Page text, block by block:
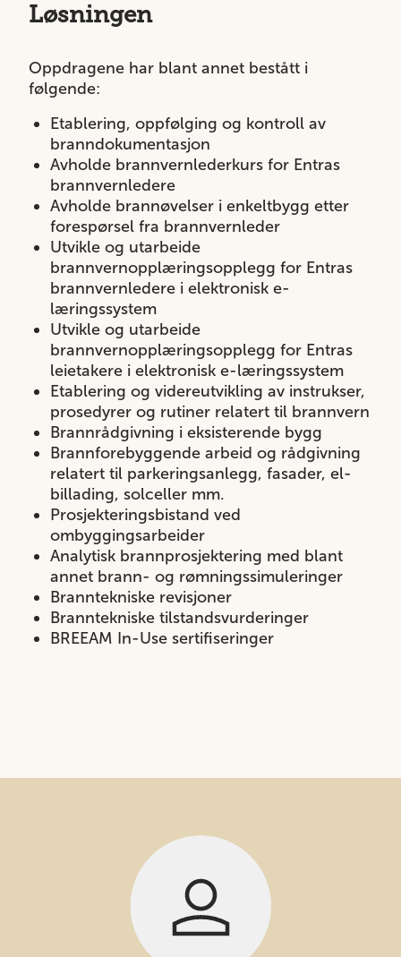
Løsningen
Oppdragene har blant annet bestått i
følgende:
Etablering, oppfølging og kontroll av
branndokumentasjon
Avholde brannvernlederkurs for Entras
brannvernledere
Avholde brannøvelser i enkeltbygg etter
forespørsel fra brannvernleder
Utvikle og utarbeide
brannvernopplæringsopplegg for Entras
brannvernledere i elektronisk e-
læringssystem
Utvikle og utarbeide
brannvernopplæringsopplegg for Entras
leietakere i elektronisk e-læringssystem
Etablering og videreutvikling av instrukser,
prosedyrer og rutiner relatert til brannvern
Brannrådgivning i eksisterende bygg
Brannforebyggende arbeid og rådgivning
relatert til parkeringsanlegg, fasader, el-
billading, solceller mm.
Prosjekteringsbistand ved
ombyggingsarbeider
Analytisk brannprosjektering med blant
annet brann- og rømningssimuleringer
Branntekniske revisjoner
Branntekniske tilstandsvurderinger
BREEAM In-Use sertifiseringer